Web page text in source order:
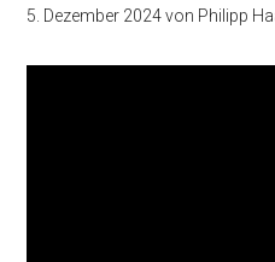
5. Dezember 2024von Philipp